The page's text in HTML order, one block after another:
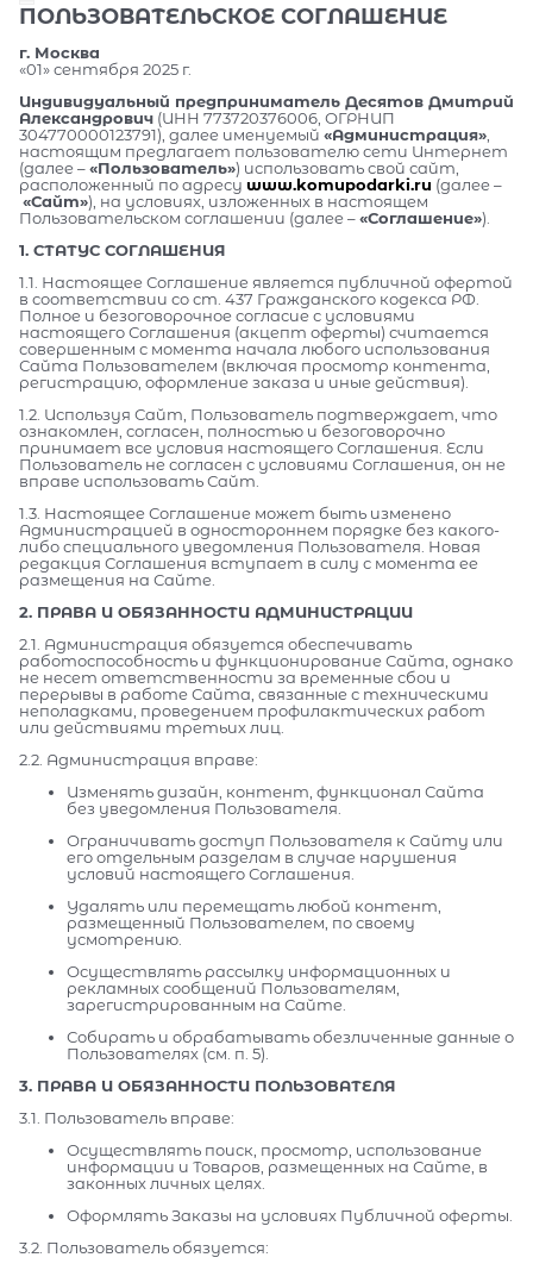
ПОЛЬЗОВАТЕЛЬСКОЕ СОГЛАШЕНИЕ
г. Москва
«01» сентября 2025 г.
Индивидуальный предприниматель Десятов Дмитрий
Александрович (ИНН 773720376006, ОГРНИП
304770000123791), далее именуемый «Администрация»
настоящим предлагает пользователю сети Интернет
(далее –«Пользователь») использовать свой сайт,
расположенный по адресу www.komupodarki.ru (далее –
«Сайт»), на условиях, изложенных в настоящем
Пользовательском соглашении (далее –«Соглашение»).
1. СТАТУС СОГЛАШЕНИЯ
1.1. Настоящее Соглашение является публичной офертой
в соответствии со ст. 437 Гражданского кодекса РФ.
Полное и безоговорочное согласие с условиями
настоящего Соглашения (акцепт оферты) считается
совершенным с момента начала любого использования
Сайта Пользователем (включая просмотр контента,
регистрацию, оформление заказа и иные действия).
1.2. Используя Сайт, Пользователь подтверждает, что
ознакомлен, согласен, полностью и безоговорочно
принимает все условия настоящего Соглашения. Если
Пользователь не согласен с условиями Соглашения, он не
вправе использовать Сайт.
1.3. Настоящее Соглашение может быть изменено
Администрацией в одностороннем порядке без какого-
либо специального уведомления Пользователя. Новая
редакция Соглашения вступает в силу с момента ее
размещения на Сайте.
2. ПРАВА И ОБЯЗАННОСТИ АДМИНИСТРАЦИИ
2.1. Администрация обязуется обеспечивать
работоспособность и функционирование Сайта, однако
не несет ответственности за временные сбои и
перерывы в работе Сайта, связанные с техническими
неполадками, проведением профилактических работ
или действиями третьих лиц.
2.2. Администрация вправе:
Изменять дизайн, контент, функционал Сайта
без уведомления Пользователя.
Ограничивать доступ Пользователя к Сайту или
его отдельным разделам в случае нарушения
условий настоящего Соглашения.
Удалять или перемещать любой контент,
размещенный Пользователем, по своему
усмотрению.
Осуществлять рассылку информационных и
рекламных сообщений Пользователям,
зарегистрированным на Сайте.
Собирать и обрабатывать обезличенные данные о
Пользователях (см. п. 5).
3. ПРАВА И ОБЯЗАННОСТИ ПОЛЬЗОВАТЕЛЯ
3.1. Пользователь вправе:
Осуществлять поиск, просмотр, использование
информации и Товаров, размещенных на Сайте, в
законных личных целях.
Оформлять Заказы на условиях Публичной оферты.
3.2. Пользователь обязуется: